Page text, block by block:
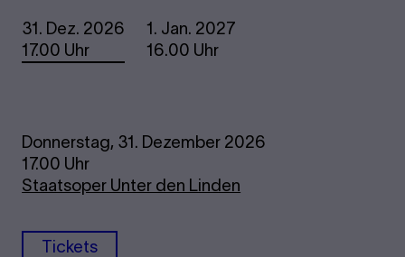
Termine
31. Dez. 2026
17.00 Uhr
1. Jan. 2027
16.00 Uhr
Donnerstag, 31. Dezember 2026
17.00 Uhr
Staatsoper Unter den Linden
Tickets